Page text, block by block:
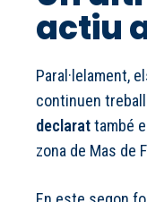
actiu
Paral·lelament,
continuen
declarattambé
zona de Mas de